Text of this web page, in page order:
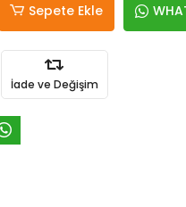
Sepete Ekle
İade ve Değişim